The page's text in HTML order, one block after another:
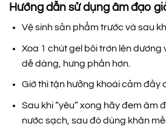
Hướng dẫn sử dụng âm đạo
Vệ sinh sản phẩm trước và sau
Xoa 1 chút gel bôi trơn lên
dễ dàng, hưng phấn hơn.
Giờ thì tận hưởng khoái cảm đầy
Sau khi “yêu” xong hãy đem âm
nước sạch, sau đó dùng khăn